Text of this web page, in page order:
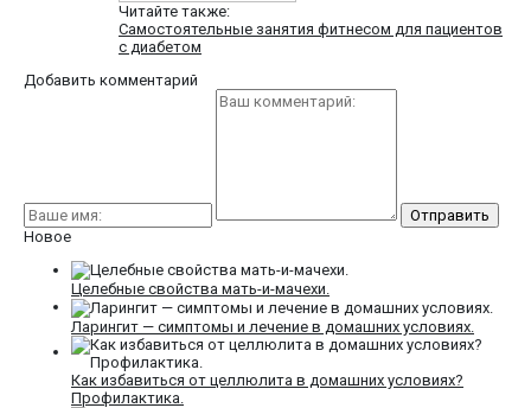
Читайте также:
Самостоятельные занятия фитнесом для пациентов
с диабетом
Добавить комментарий
Новое
Целебные свойства мать-и-мачехи.
Ларингит — симптомы и лечение в домашних условиях.
Как избавиться от целлюлита в домашних условиях?
Профилактика.